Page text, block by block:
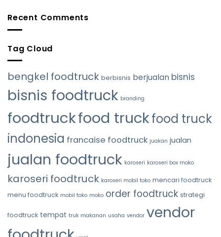
Berkesan
Makan
Anda
Recent Comments
Tag Cloud
bengkel foodtruck berbisnis berjualan bisnis
bisnis foodtruck branding
foodtruckfood truckfood truck
indonesia francaise foodtruck juakan jualan
jualan foodtruck karoseri karoseri box moko
karoseri foodtruck karoseri mobil toko mencari foodtruck
menu foodtruck mobil toko moko order foodtruck strategi
foodtruck tempat truk makanan usaha vendor vendor